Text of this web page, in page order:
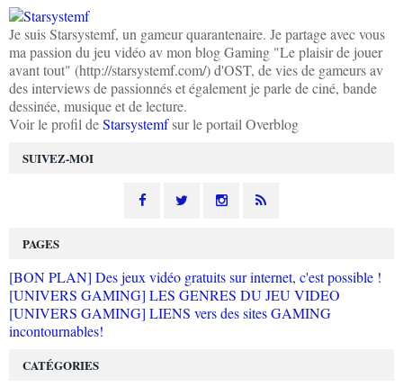
SUIVEZ-MOI
Je suis Starsystemf, un gameur quarantenaire. Je partage avec vous
ma passion du jeu vidéo av mon blog Gaming "Le plaisir de jouer
avant tout" (http://starsystemf.com/) d'OST, de vies de gameurs av
des interviews de passionnés et également je parle de ciné, bande
dessinée, musique et de lecture.
Voir le profil deStarsystemfsur le portail Overblog
PAGES
[BON PLAN] Des jeux vidéo gratuits sur internet, c'est possible !
[UNIVERS GAMING] LES GENRES DU JEU VIDEO
[UNIVERS GAMING] LIENS vers des sites GAMING
incontournables!
CATÉGORIES